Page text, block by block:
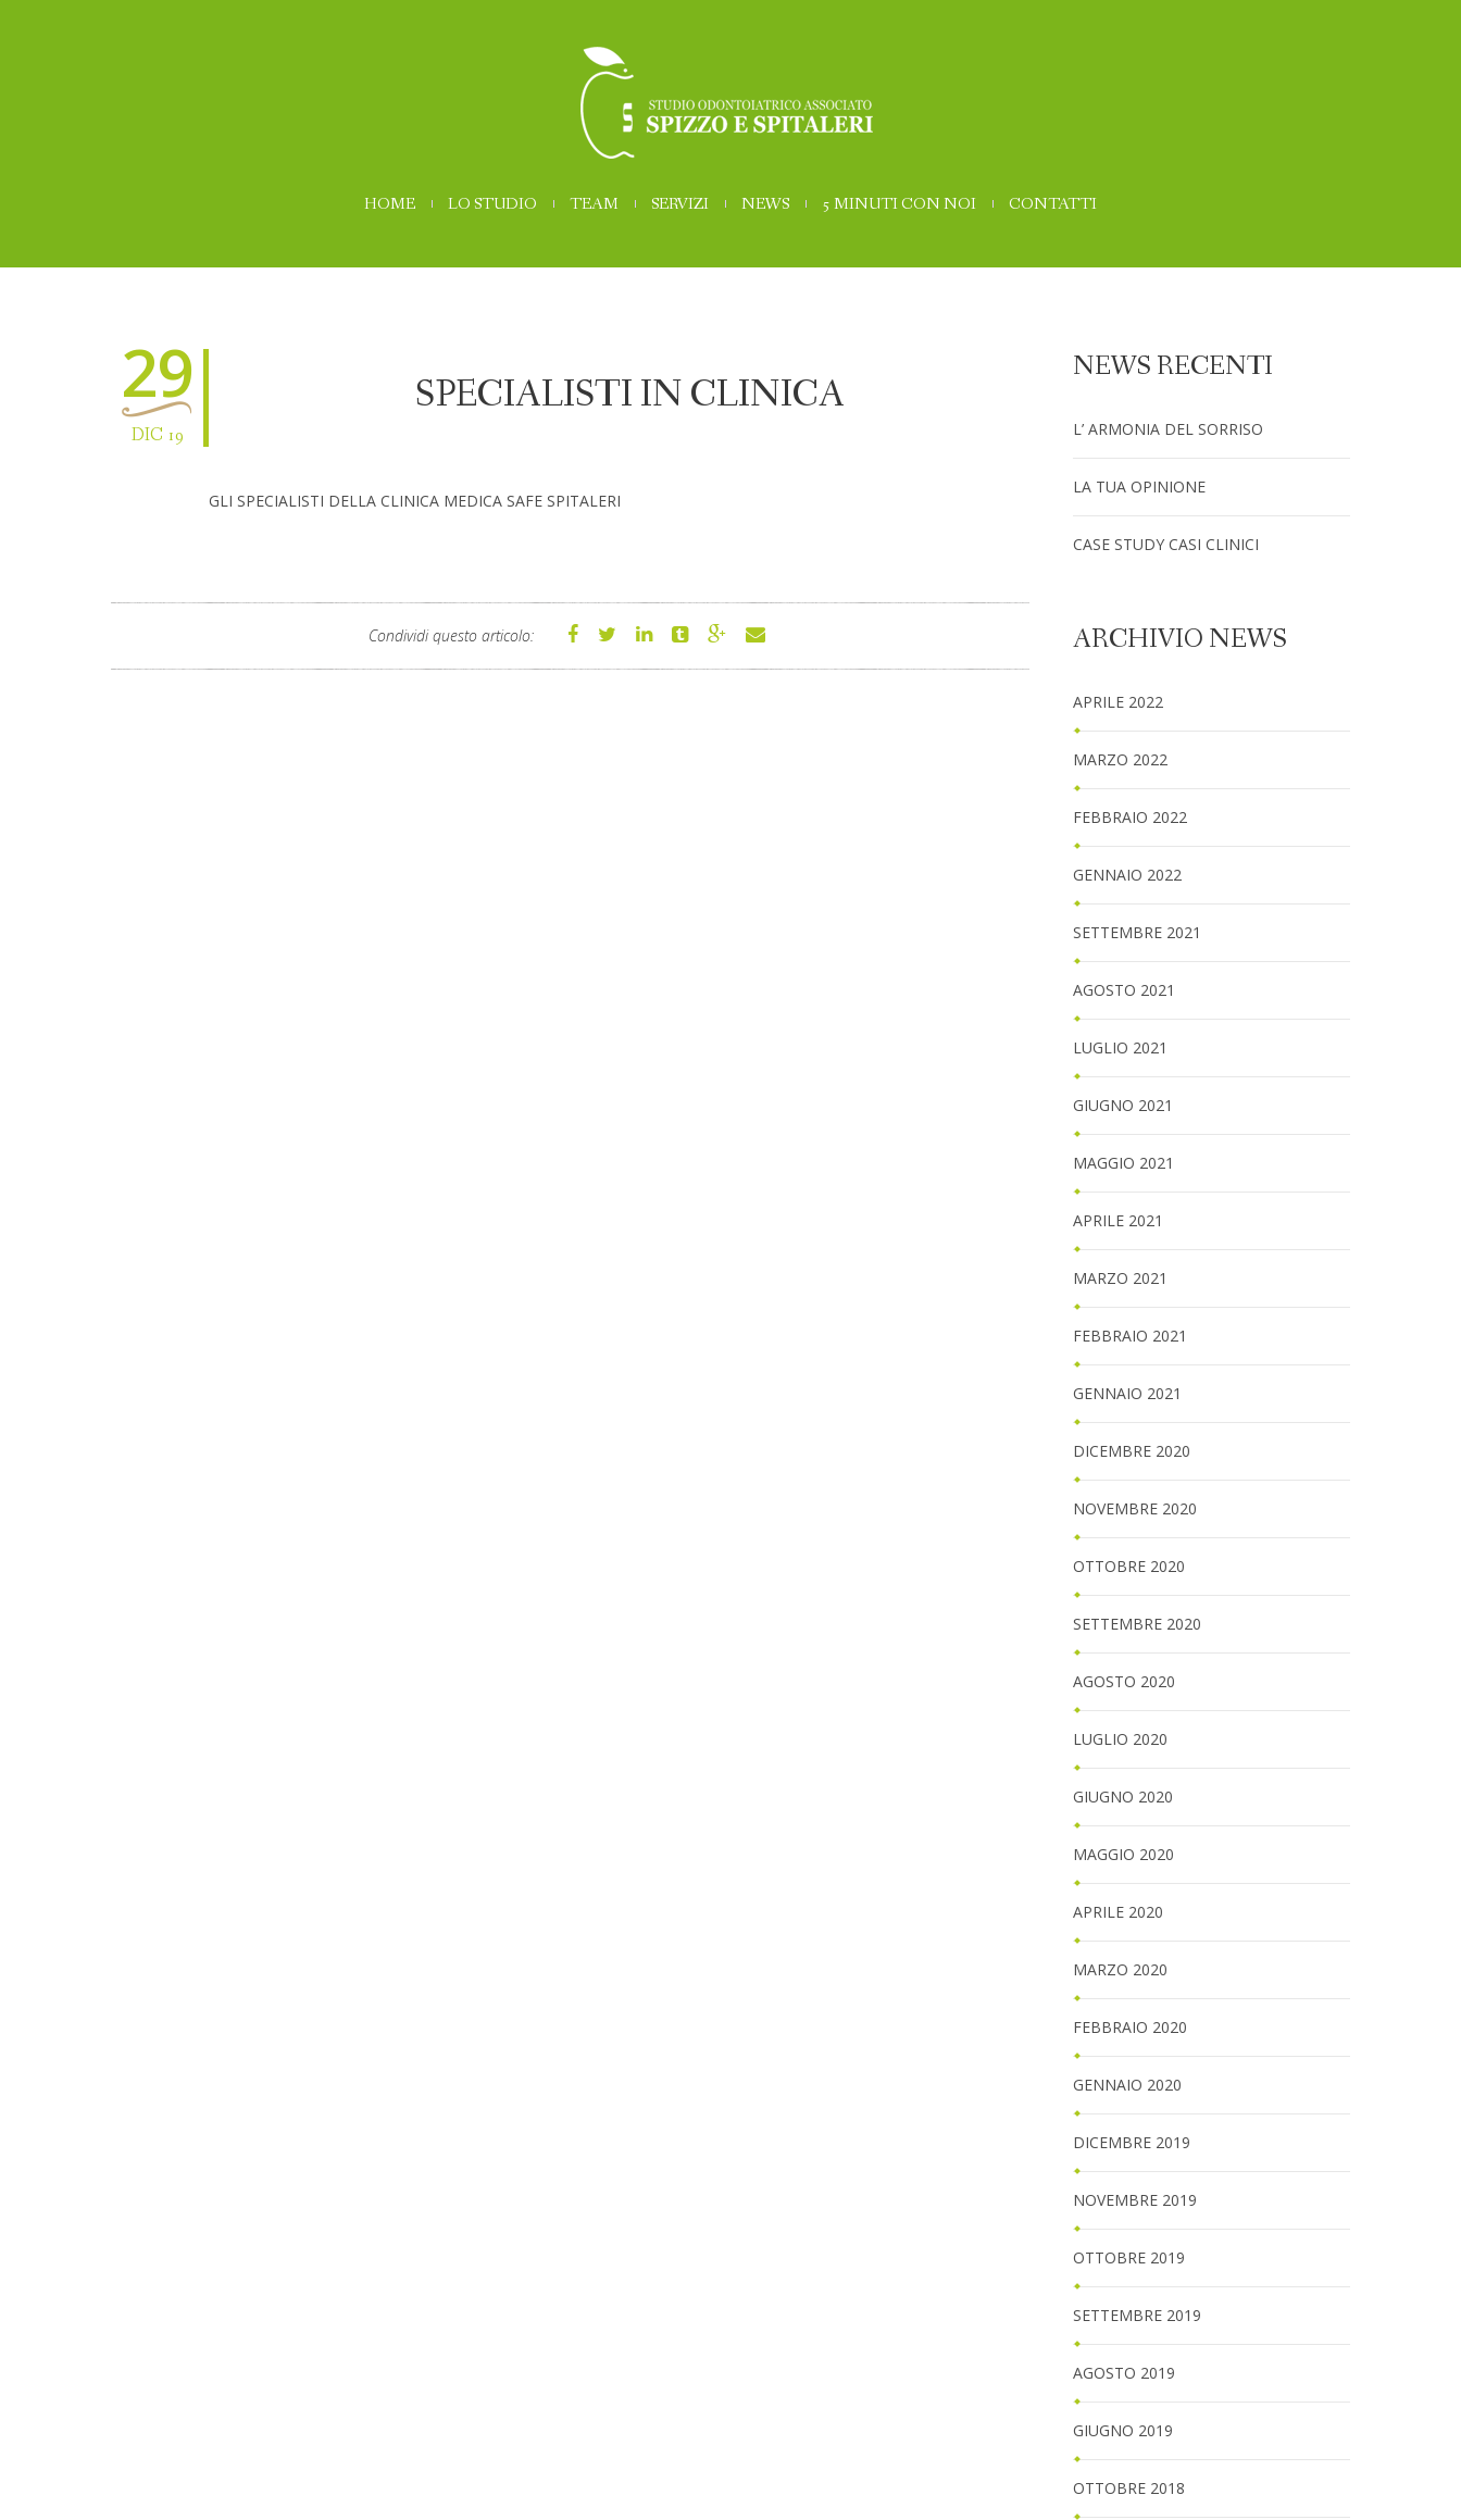
HOME LO STUDIO TEAM SERVIZI NEWS 5 MINUTI CON NOI CONTATTI
SPECIALISTI IN CLINICA
29
DIC 19
GLI SPECIALISTI DELLA CLINICA MEDICA SAFE SPITALERI
Condividi questo articolo:
NEWS RECENTI
L’ ARMONIA DEL SORRISO
LA TUA OPINIONE
CASE STUDY CASI CLINICI
ARCHIVIO NEWS
APRILE 2022
MARZO 2022
FEBBRAIO 2022
GENNAIO 2022
SETTEMBRE 2021
AGOSTO 2021
LUGLIO 2021
GIUGNO 2021
MAGGIO 2021
APRILE 2021
MARZO 2021
FEBBRAIO 2021
GENNAIO 2021
DICEMBRE 2020
NOVEMBRE 2020
OTTOBRE 2020
SETTEMBRE 2020
AGOSTO 2020
LUGLIO 2020
GIUGNO 2020
MAGGIO 2020
APRILE 2020
MARZO 2020
FEBBRAIO 2020
GENNAIO 2020
DICEMBRE 2019
NOVEMBRE 2019
OTTOBRE 2019
SETTEMBRE 2019
AGOSTO 2019
GIUGNO 2019
OTTOBRE 2018